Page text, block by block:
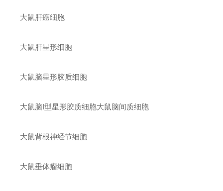
大鼠肝癌细胞
大鼠肝星形细胞
大鼠脑星形胶质细胞
大鼠脑I型星形胶质细胞大鼠脑间质细胞
大鼠背根神经节细胞
大鼠垂体瘤细胞